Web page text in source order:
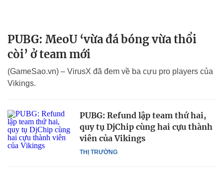
PUBG: MeoU ‘vừa đá bóng vừa thổi
còi’ ở team mới
(GameSao.vn) – VirusX đã đem về ba cựu pro players của
Vikings.
THỊ TRƯỜNG
PUBG: Refund lập team thứ hai,
quy tụ DjChip cùng hai cựu thành
viên của Vikings